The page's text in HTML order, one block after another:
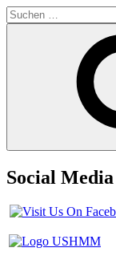
Suchen
nach:
Social